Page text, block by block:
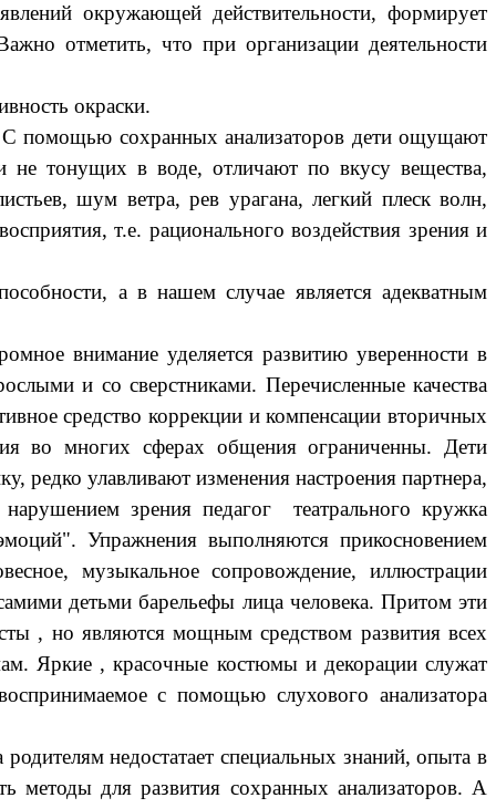
окружающей действительности, формирует
отметить, что при организации деятельности
окраски.
С помощью сохранных анализаторов дети ощущают
не тонущих в воде, отличают по вкусу вещества,
шум ветра, рев урагана, легкий плеск волн,
т.е. рационального воздействия зрения и
а в нашем случае является адекватным
внимание уделяется развитию уверенности в
и со сверстниками. Перечисленные качества
средство коррекции и компенсации вторичных
во многих сферах общения ограниченны. Дети
редко улавливают изменения настроения партнера,
зрения педагог театрального кружка
Упражнения выполняются прикосновением
музыкальное сопровождение, иллюстрации
детьми барельефы лица человека. Притом эти
, но являются мощным средством развития всех
Яркие , красочные костюмы и декорации служат
с помощью слухового анализатора
недостатает специальных знаний, опыта в
методы для развития сохранных анализаторов. А